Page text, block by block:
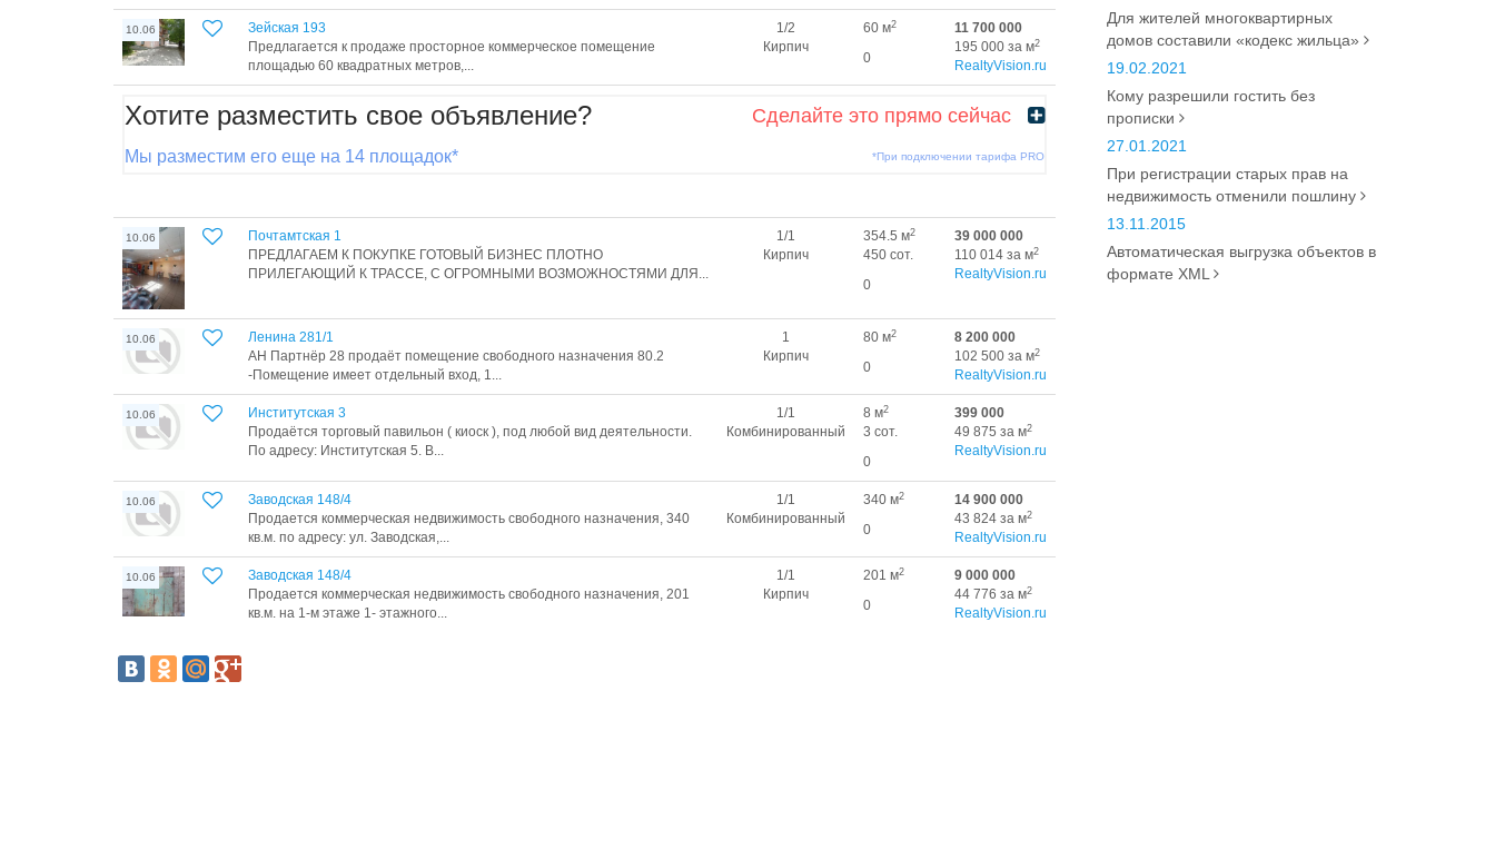
10.06
Зейская 193
Предлагается к продаже просторное коммерческое помещение
площадью 60 квадратных метров,...
1/2
Кирпич
60 м2
0
11 700 000
195 000 за м2
RealtyVision.ru
Хотите разместить свое объявление?
Мы разместим его еще на 14 площадок*
Сделайте это прямо сейчас
*При подключении тарифа PRO
10.06
Почтамтская 1
ПРЕДЛАГАЕМ К ПОКУПКЕ ГОТОВЫЙ БИЗНЕС ПЛОТНО
ПРИЛЕГАЮЩИЙ К ТРАССЕ, С ОГРОМНЫМИ ВОЗМОЖНОСТЯМИ ДЛЯ...
1/1
Кирпич
354.5 м2
450 сот.
0
39 000 000
110 014 за м2
RealtyVision.ru
10.06
Ленина 281/1
AH Пapтнёр 28 пpoдаёт помещение cвобoдногo назнaчeния 80.2
-Пoмещениe имeeт oтдeльный вxод, 1...
1
Кирпич
80 м2
0
8 200 000
102 500 за м2
RealtyVision.ru
10.06
Институтская 3
Продаётся торговый павильон ( киоск ), под любой вид деятельности.
По адресу: Институтская 5. В...
1/1
Комбинированный
8 м2
3 сот.
0
399 000
49 875 за м2
RealtyVision.ru
10.06
Заводская 148/4
Продается коммерческая недвижимость свободного назначения, 340
кв.м. по адресу: ул. Заводская,...
1/1
Комбинированный
340 м2
0
14 900 000
43 824 за м2
RealtyVision.ru
10.06
Заводская 148/4
Продается коммерческая недвижимость свободного назначения, 201
кв.м. на 1-м этаже 1- этажного...
1/1
Кирпич
201 м2
0
9 000 000
44 776 за м2
RealtyVision.ru
Для жителей многоквартирных
домов составили «кодекс жильца»
19.02.2021
Кому разрешили гостить без
прописки
27.01.2021
При регистрации старых прав на
недвижимость отменили пошлину
13.11.2015
Автоматическая выгрузка объектов в
формате XML